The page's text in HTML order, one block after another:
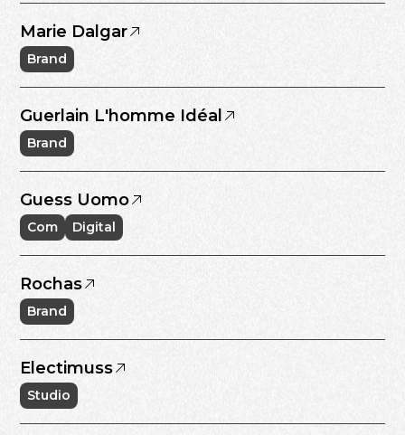
Marie Dalgar
Brand
Guerlain L'homme Idéal
Brand
Guess Uomo
Com Digital
Rochas
Brand
Electimuss
Studio